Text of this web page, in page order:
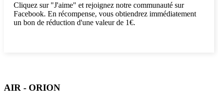
Cliquez sur "J'aime" et rejoignez notre communauté sur
Facebook. En récompense, vous obtiendrez immédiatement
un bon de réduction d'une valeur de 1€.
AIR - ORION